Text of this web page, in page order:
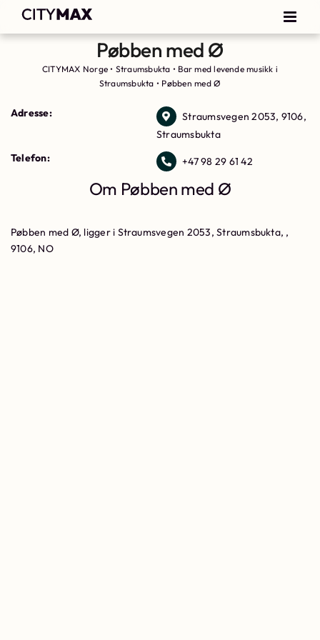
Pøbben med Ø
CITYMAX Norge • Straumsbukta • Bar med levende musikk i
Straumsbukta • Pøbben med Ø
Adresse:
Straumsvegen 2053, 9106,
Straumsbukta
Telefon:
+47 98 29 61 42
Om Pøbben med Ø
Pøbben med Ø, ligger i Straumsvegen 2053, Straumsbukta, ,
9106, NO